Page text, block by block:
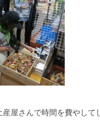
屋さんで時間を費やして